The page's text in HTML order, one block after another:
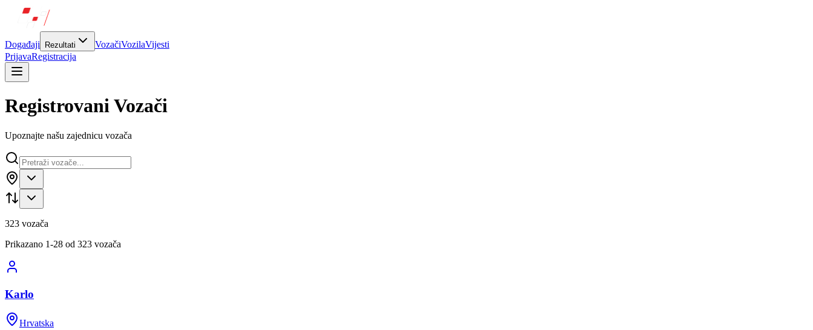
Događaji Rezultati VozačiVozilaVijesti
PrijavaRegistracija
Registrovani Vozači
Upoznajte našu zajednicu vozača
323 vozača
Prikazano 1-28 od 323 vozača
Karlo
Hrvatska